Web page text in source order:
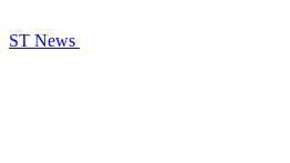
ST News